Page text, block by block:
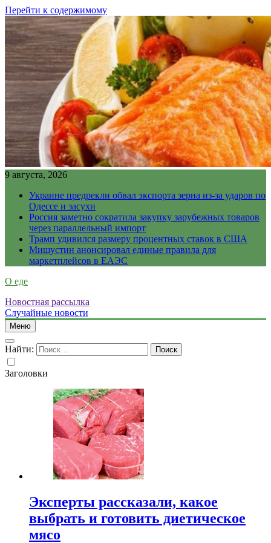
Перейти к содержимому
9 августа, 2026
Украине предрекли обвал экспорта зерна из-за ударов по
Одессе и засухи
Россия заметно сократила закупку зарубежных товаров
через параллельный импорт
Трамп удивился размеру процентных ставок в США
Мишустин анонсировал единые правила для
маркетплейсов в ЕАЭС
О еде
Новостная рассылка
Случайные новости
Меню
Найти:
Заголовки
Эксперты рассказали, какое
выбрать и готовить диетическое
мясо